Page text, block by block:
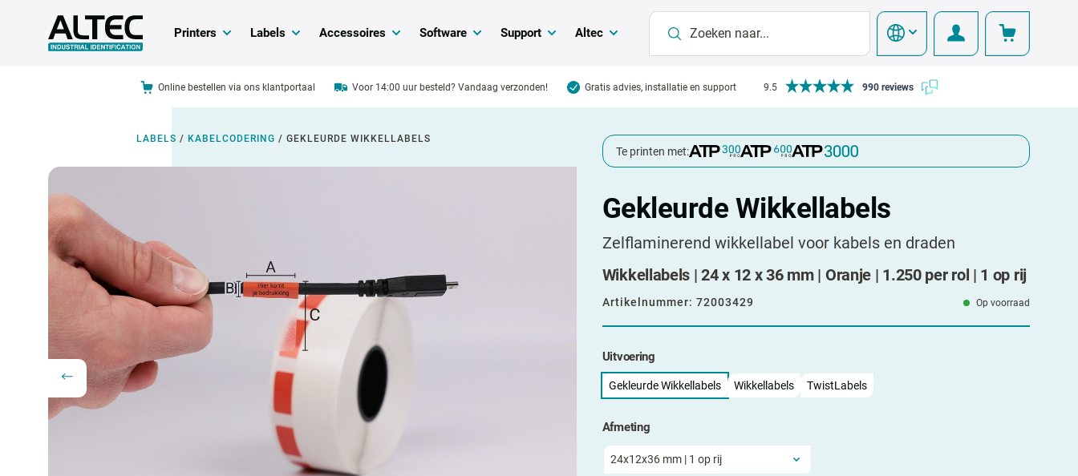
Printers Labels Accessoires Software Support Altec
Online bestellen via ons klantportaal Voor 14:00 uur besteld? Vandaag verzonden! Gratis advies, installatie en support 9.5 990 reviews
LABELS / KABELCODERING / GEKLEURDE WIKKELLABELS
Te printen met:
Gekleurde Wikkellabels
Zelflaminerend wikkellabel voor kabels en draden
Wikkellabels | 24 x 12 x 36 mm | Oranje | 1.250 per rol | 1 op rij
Artikelnummer: 72003429 Op voorraad
Uitvoering
Gekleurde Wikkellabels Wikkellabels TwistLabels
Afmeting